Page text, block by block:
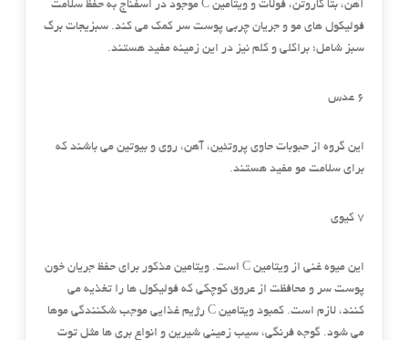
آهن، بتا کاروتن، فولات و ویتامین C موجود در اسفناج به حفظ سلامت
فولیکول های مو و جریان چربی پوست سر کمک می کند. سبزیجات برگ
سبز شامل؛ براکلی و کلم نیز در این زمینه مفید هستند.
۶ عدس
این گروه از حبوبات حاوی پروتئین، آهن، روی و بیوتین می باشند که
برای سلامت مو مفید هستند.
۷ کیوی
این میوه غنی از ویتامین C است. ویتامین مذکور برای حفظ جریان خون
پوست سر و محافظت از عروق کوچکی که فولیکول ها را تغذیه می
کنند، لازم است. کمبود ویتامین C رژیم غذایی موجب شکنندگی موها
می شود. گوجه فرنگی، سیب زمینی شیرین و انواع بری ها مثل توت